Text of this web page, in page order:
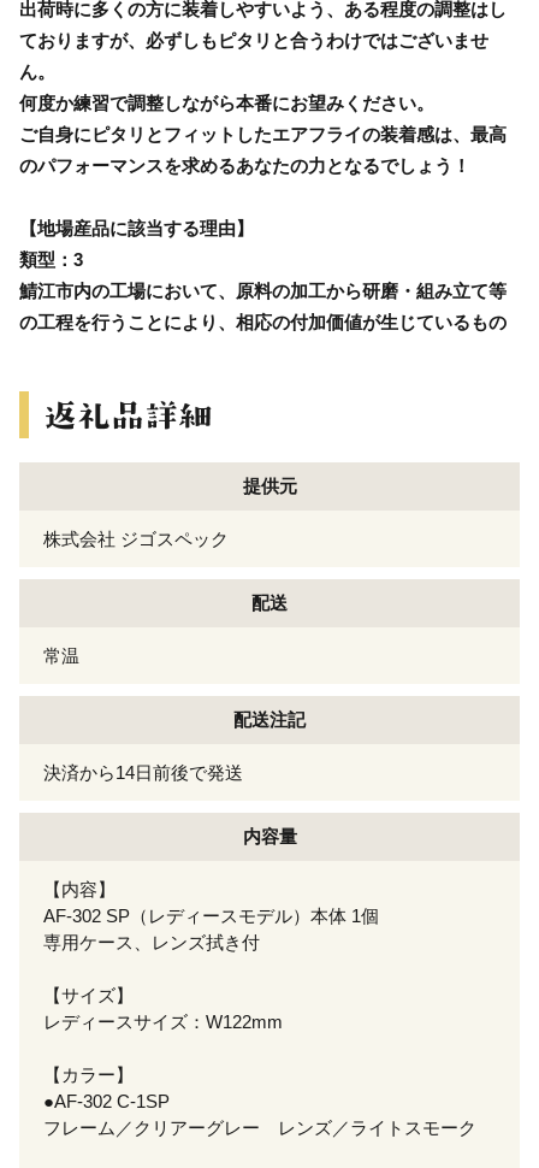
出荷時に多くの方に装着しやすいよう、ある程度の調整はし
ておりますが、必ずしもピタリと合うわけではございませ
ん。
何度か練習で調整しながら本番にお望みください。
ご自身にピタリとフィットしたエアフライの装着感は、最高
のパフォーマンスを求めるあなたの力となるでしょう！
【地場産品に該当する理由】
類型：3
鯖江市内の工場において、原料の加工から研磨・組み立て等
の工程を行うことにより、相応の付加価値が生じているもの
提供元
株式会社 ジゴスペック
配送
常温
配送注記
決済から14日前後で発送
内容量
【内容】
AF-302 SP（レディースモデル）本体 1個
専用ケース、レンズ拭き付
【サイズ】
レディースサイズ：W122mm
【カラー】
●AF-302 C-1SP
フレーム／クリアーグレー レンズ／ライトスモーク